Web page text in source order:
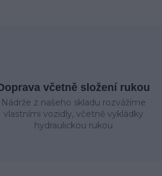
včetně složení rukou
Nádrže z našeho skladu rozvážíme
vlastními vozidly, včetně vykládky
hydraulickou rukou